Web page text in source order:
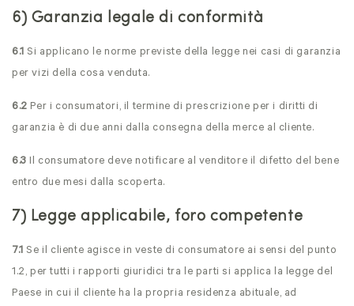
6) Garanzia legale di conformità
6.1 Si applicano le norme previste della legge nei casi di garanzia
per vizi della cosa venduta.
6.2 Per i consumatori, il termine di prescrizione per i diritti di
garanzia è di due anni dalla consegna della merce al cliente.
6.3 Il consumatore deve notificare al venditore il difetto del bene
entro due mesi dalla scoperta.
7) Legge applicabile, foro competente
7.1 Se il cliente agisce in veste di consumatore ai sensi del punto
1.2, per tutti i rapporti giuridici tra le parti si applica la legge del
Paese in cui il cliente ha la propria residenza abituale, ad